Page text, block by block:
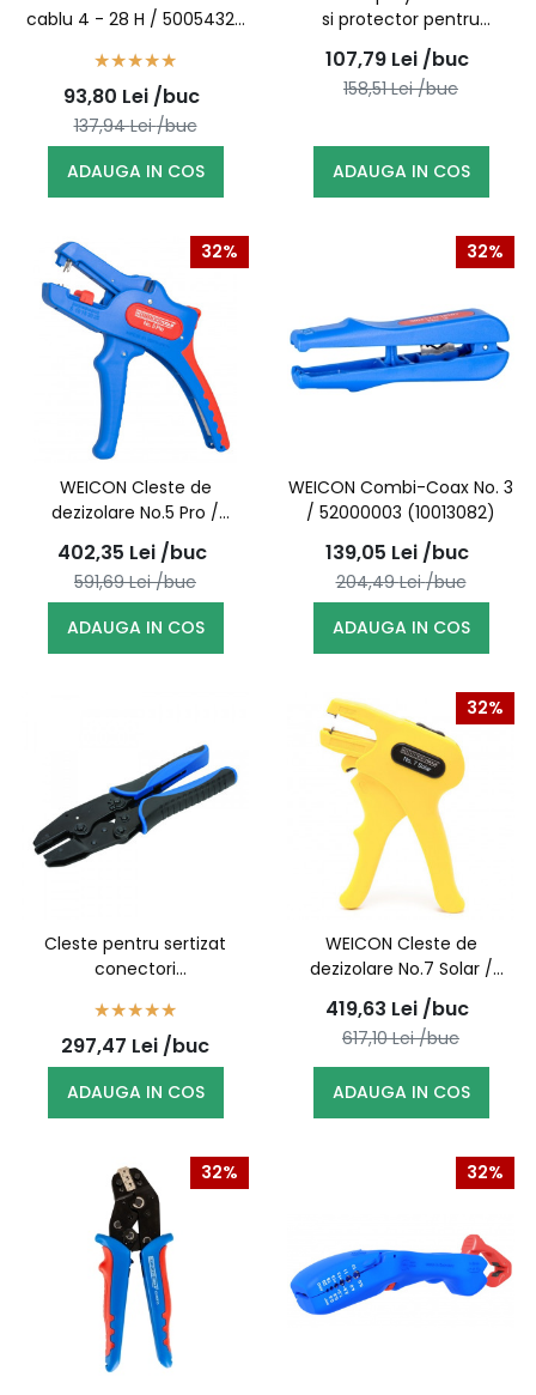
cablu 4 - 28 H / 50054328
93,80 Lei /buc
137,94Lei /buc
ADAUGA IN COS
si protector pentru
etansare si izolare, 400 ml
/ 10059805
107,79 Lei /buc
158,51Lei /buc
ADAUGA IN COS
32%
WEICON Cleste de
dezizolare No.5 Pro /
51005005 (10062070)
402,35 Lei /buc
591,69Lei /buc
ADAUGA IN COS
32%
WEICON Combi-Coax No. 3
/ 52000003 (10013082)
139,05 Lei /buc
204,49Lei /buc
ADAUGA IN COS
Cleste pentru sertizat
conectori
297,47 Lei /buc
ADAUGA IN COS
32%
WEICON Cleste de
dezizolare No.7 Solar /
51002007 (10025011)
419,63 Lei /buc
617,10Lei /buc
ADAUGA IN COS
32% 32%